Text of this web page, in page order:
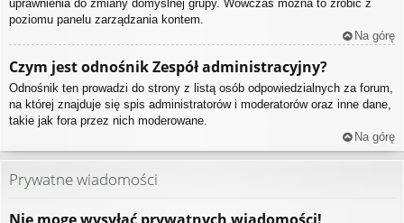
uprawnienia do zmiany domyślnej grupy. Wówczas można to zrobić z
poziomu panelu zarządzania kontem.
Na górę
Czym jest odnośnikZespół administracyjny?
Odnośnik ten prowadzi do strony z listą osób odpowiedzialnych za forum,
na której znajduje się spis administratorów i moderatorów oraz inne dane,
takie jak fora przez nich moderowane.
Na górę
Prywatne wiadomości